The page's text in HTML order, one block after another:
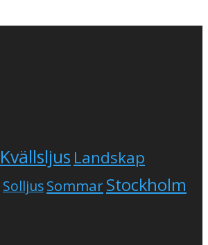
Kvällsljus Landskap
SolljusSommarStockholm